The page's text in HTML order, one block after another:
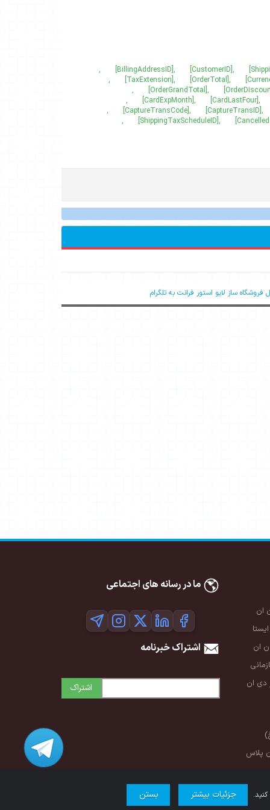
[OrderID] ,[OrderGUID] ,[ModuleID] ,[OrderStatusID] ,[PaymentStatusID] ,[ShippingStatusID] ,[CustomerID] ,[BillingAddressID] ,
[ShippingAddressID] ,[CustomerIPAddress] ,[CustomerLocale] ,[CurrencyCode] ,[CurrencyRate] ,[OrderTotal] ,[TaxExtension] ,
[TaxMethod] ,[OrderTax] ,[ShippingExtension] ,[ShippingMethod] ,[OrderShipping] ,[OrderDiscount] ,[OrderGrandTotal] ,
[PaymentExtension] ,[PaymentMethod] ,[PaymentResponse] ,[CardType] ,[CardName] ,[CardLastFour] ,[CardExpMonth] ,
[CardExpYear] ,[AuthTransID] ,[AuthTransCode] ,[AuthTransResult] ,[AuthorizedOn] ,[CaptureTransID] ,[CaptureTransCode] ,
[CaptureTransResult] ,[PaymentRefNum] ,[CapturedOn] ,[OrderedOn] ,[PaidOn] ,[CancelledOn] ,[ShippingTaxScheduleID] ,
ساز لایو استور فرانت به تلگرام
جزئیات بیشتر بستن
ان
ان
دی ان
پلاس
ما در رسانه های اجتماعی
اشتراک خبرنامه
اشتراک
شرایط استفاده